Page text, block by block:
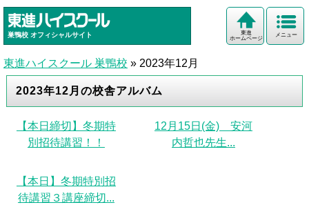
巣鴨校 オフィシャルサイト メニュー
東進
ホームページ
東進ハイスクール 巣鴨校 » 2023年12月
2023年12月の校舎アルバム
【本日締切】冬期特
別招待講習！！
12月15日(金) 安河
内哲也先生...
【本日】冬期特別招
待講習３講座締切...